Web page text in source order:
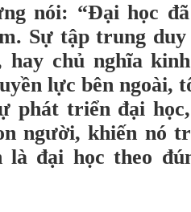
nói: “Đại học
Sự tập trung
chủ nghĩa
lực bên ngoài,
phát triển đại
người, khiến nó
là đại học theo